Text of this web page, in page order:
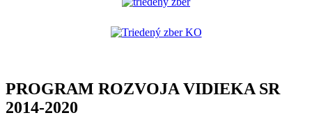
PROGRAM ROZVOJA VIDIEKA SR
2014-2020